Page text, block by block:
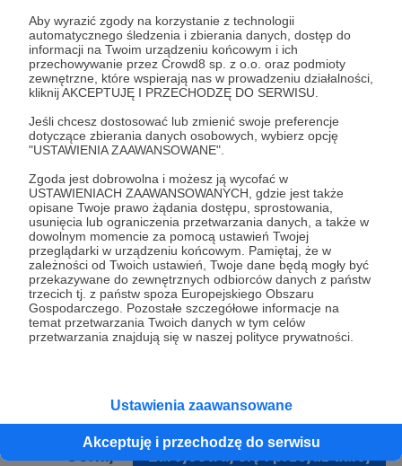
Aby wyrazić zgody na korzystanie z technologii
automatycznego śledzenia i zbierania danych, dostęp do
informacji na Twoim urządzeniu końcowym i ich
przechowywanie przez Crowd8 sp. z o.o. oraz podmioty
zewnętrzne, które wspierają nas w prowadzeniu działalności,
kliknij AKCEPTUJĘ I PRZECHODZĘ DO SERWISU.
Jeśli chcesz dostosować lub zmienić swoje preferencje
dotyczące zbierania danych osobowych, wybierz opcję
"USTAWIENIA ZAAWANSOWANE".
Zgoda jest dobrowolna i możesz ją wycofać w
USTAWIENIACH ZAAWANSOWANYCH, gdzie jest także
opisane Twoje prawo żądania dostępu, sprostowania,
usunięcia lub ograniczenia przetwarzania danych, a także w
dowolnym momencie za pomocą ustawień Twojej
przeglądarki w urządzeniu końcowym. Pamiętaj, że w
zależności od Twoich ustawień, Twoje dane będą mogły być
przekazywane do zewnętrznych odbiorców danych z państw
trzecich tj. z państw spoza Europejskiego Obszaru
Gospodarczego. Pozostałe szczegółowe informacje na
temat przetwarzania Twoich danych w tym celów
przetwarzania znajdują się w naszej polityce prywatności.
Ustawienia zaawansowane
Akceptuję i przechodzę do serwisu
* Zapoznałem się i akceptujęRegulaminserwisu oraz
* Wyrażam zgodę na przetwarzanie moich danych
osobowych podanych w formularzu rejestracyjnym w celu
prawidłowego świadczenia usług serwisu Patronite.
Wyrażam zgodę na otrzymywanie drogą elektroniczną
informacji handlowych - newslettera. Opcja ta może zostać
zmieniona w ustawieniach konta.
Zarejestruj się i przejdź dalej